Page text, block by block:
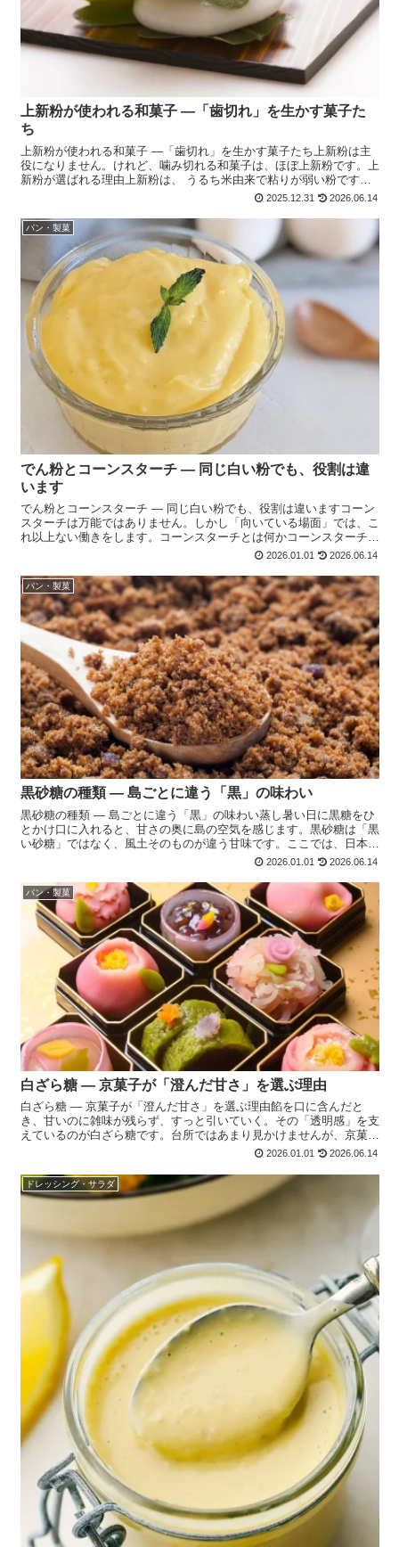
上新粉が使われる和菓子 ―「歯切れ」を生かす菓子た
ち
上新粉が使われる和菓子 ―「歯切れ」を生かす菓子たち上新粉は主
役になりません。けれど、噛み切れる和菓子は、ほぼ上新粉です。上
新粉が選ばれる理由上新粉は、 うるち米由来で粘りが弱い粉です。
そのため、・ 伸びない・ 歯切れがよい・ 時間が経つと...
2025.12.31 2026.06.14
パン・製菓
でん粉とコーンスターチ ― 同じ白い粉でも、役割は違
います
でん粉とコーンスターチ ― 同じ白い粉でも、役割は違いますコーン
スターチは万能ではありません。しかし「向いている場面」では、こ
れ以上ない働きをします。コーンスターチとは何かコーンスターチ
は、 とうもろこし由来のでん粉です。原料は・ とうもろ...
2026.01.01 2026.06.14
パン・製菓
黒砂糖の種類 ― 島ごとに違う「黒」の味わい
黒砂糖の種類 ― 島ごとに違う「黒」の味わい蒸し暑い日に黒糖をひ
とかけ口に入れると、甘さの奥に島の空気を感じます。黒砂糖は「黒
い砂糖」ではなく、風土そのものが違う甘味です。ここでは、日本で
流通する黒砂糖の種類を、製法と産地の違いからご紹介し...
2026.01.01 2026.06.14
パン・製菓
白ざら糖 ― 京菓子が「澄んだ甘さ」を選ぶ理由
白ざら糖 ― 京菓子が「澄んだ甘さ」を選ぶ理由餡を口に含んだと
き、甘いのに雑味が残らず、すっと引いていく。その「透明感」を支
えているのが白ざら糖です。台所ではあまり見かけませんが、京菓子
の現場では欠かせない砂糖として使われてきました。白ざら...
2026.01.01 2026.06.14
ドレッシング・サラダ